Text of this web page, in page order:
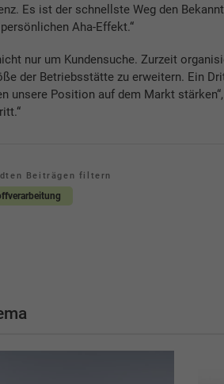
Es ist der schnellste Weg den
Aha-Effekt.“
nur um Kundensuche. Zurzeit
der Betriebsstätte zu erweitern. Ein
unsere Position auf dem Markt
Beiträgen filtern